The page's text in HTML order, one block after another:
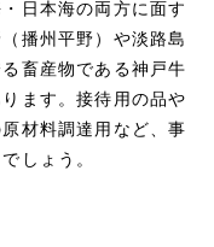
日本海の両方に面す
播州平野）や淡路島
畜産物である神戸牛
ます。接待用の品や
材料調達用など、事
しょう。